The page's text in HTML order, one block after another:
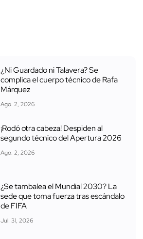
¿Ni Guardado ni Talavera? Se
complica el cuerpo técnico de Rafa
Márquez
Ago. 2, 2026
¡Rodó otra cabeza! Despiden al
segundo técnico del Apertura 2026
Ago. 2, 2026
¿Se tambalea el Mundial 2030? La
sede que toma fuerza tras escándalo
de FIFA
Jul. 31, 2026